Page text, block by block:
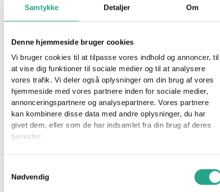
Samtykke Detaljer Om
Denne hjemmeside bruger cookies
Vi bruger cookies til at tilpasse vores indhold og annoncer, til
at vise dig funktioner til sociale medier og til at analysere
vores trafik. Vi deler også oplysninger om din brug af vores
hjemmeside med vores partnere inden for sociale medier,
annonceringspartnere og analysepartnere. Vores partnere
kan kombinere disse data med andre oplysninger, du har
givet dem, eller som de har indsamlet fra din brug af deres
tjenester.
Nødvendig
Mærker
Barbie
Basson
Besafe
BRIO
Bruder
Done by Deer
Emmaljunga
Fisher Price
Little Dutch